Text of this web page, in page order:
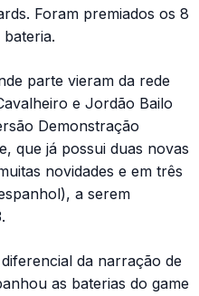
Foram premiados os 8
parte vieram da rede
e Jordão Bailo
Demonstração
que já possui duas novas
novidades e em três
a serem
da narração de
as baterias do game